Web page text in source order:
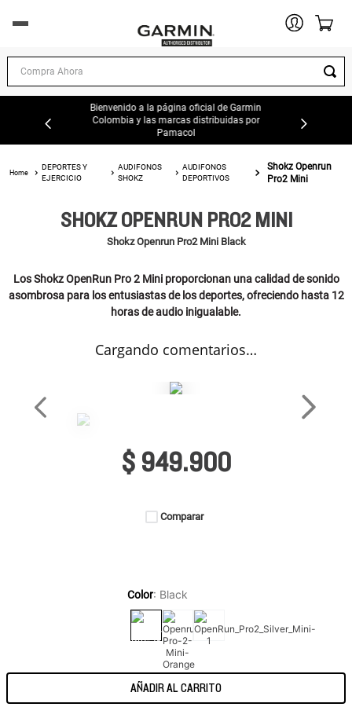
DEPORTES Y EJERCICIO
EXPLORACION AL AIRE LIBRE
AUTOMOTOR
MARINA
AVIACIÓN
Compra Ahora
Bienvenido a la página oficial de Garmin
Colombia y las marcas distribuidas por
Pamacol
DEPORTES Y
EJERCICIO
AUDIFONOS
SHOKZ
AUDIFONOS
DEPORTIVOS
Shokz Openrun
Pro2 Mini
SHOKZ OPENRUN PRO2 MINI
Shokz Openrun Pro2 Mini Black
Los Shokz OpenRun Pro 2 Mini proporcionan una calidad de sonido
asombrosa para los entusiastas de los deportes, ofreciendo hasta 12
horas de audio inigualable.
Cargando comentarios…
$ 949.900
Comparar
Color: Black
AÑADIR AL CARRITO